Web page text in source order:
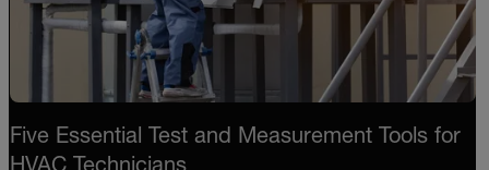
Five Essential Test and Measurement Tools for